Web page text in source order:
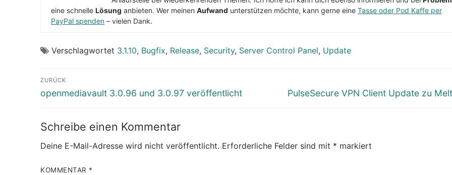
eine schnelle Lösung anbieten. Wer meinen Aufwand unterstützen möchte, kann gerne eine Tasse oder Pod Kaffe per
PayPal spenden – vielen Dank.
Verschlagwortet 3.1.10, Bugfix, Release, Security, Server Control Panel, Update
Beitragsnavigation
ZURÜCK
Vorheriger
openmediavault 3.0.96 und 3.0.97 veröffentlicht
Nächster
PulseSecure VPN Client Update zu
Schreibe einen Kommentar
Deine E-Mail-Adresse wird nicht veröffentlicht. Erforderliche Felder sind mit * markiert
KOMMENTAR *